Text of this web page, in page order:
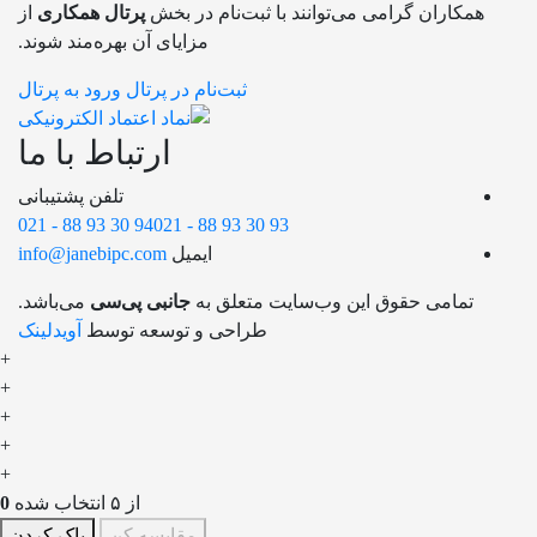
همکاران گرامی می‌توانند با ثبت‌نام در بخش پرتال همکاری از
مزایای آن بهره‌مند شوند.
ثبت‌نام در پرتال ورود به پرتال
ارتباط با ما
تلفن پشتیبانی
021 - 88 93 30 93
021 - 88 93 30 94
ایمیل info@janebipc.com
تمامی حقوق این وب‌سایت متعلق به جانبی پی‌سی می‌باشد.
طراحی و توسعه توسط آویدلینک
+
+
+
+
+
0
از ۵ انتخاب شده